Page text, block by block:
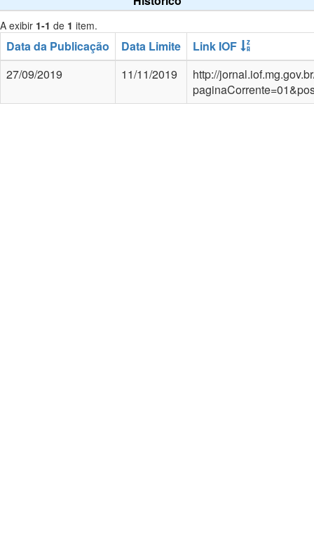
A exibir 1-1 de 1 item.
Data da Publicação Data Limite
Link IOF
27/09/2019
11/11/2019
http://